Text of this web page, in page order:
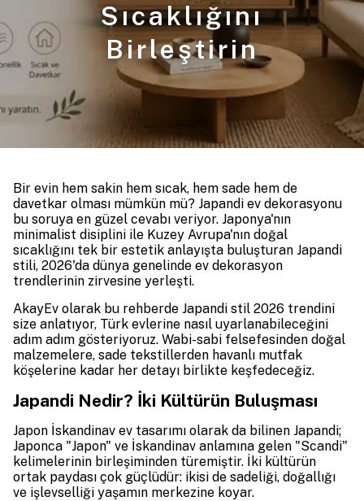
Sıcaklığını
Birleştirin
Bir evin hem sakin hem sıcak, hem sade hem de
davetkar olması mümkün mü? Japandi ev dekorasyonu
bu soruya en güzel cevabı veriyor. Japonya'nın
minimalist disiplini ile Kuzey Avrupa'nın doğal
sıcaklığını tek bir estetik anlayışta buluşturan Japandi
stili, 2026'da dünya genelinde ev dekorasyon
trendlerinin zirvesine yerleşti.
AkayEv olarak bu rehberde Japandi stil 2026 trendini
size anlatıyor, Türk evlerine nasıl uyarlanabileceğini
adım adım gösteriyoruz. Wabi-sabi felsefesinden doğal
malzemelere, sade tekstillerden havanlı mutfak
köşelerine kadar her detayı birlikte keşfedeceğiz.
Japandi Nedir? İki Kültürün Buluşması
Japon İskandinav ev tasarımı olarak da bilinen Japandi;
Japonca "Japon" ve İskandinav anlamına gelen "Scandi"
kelimelerinin birleşiminden türemiştir. İki kültürün
ortak paydası çok güçlüdür: ikisi de sadeliği, doğallığı
ve işlevselliği yaşamın merkezine koyar.